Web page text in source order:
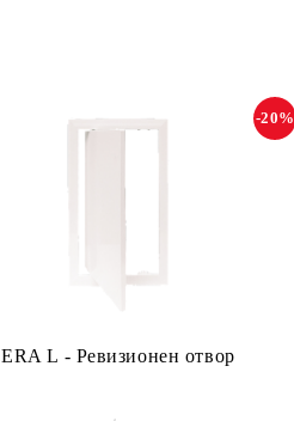
ERA L - Ревизионен отвор
-20%